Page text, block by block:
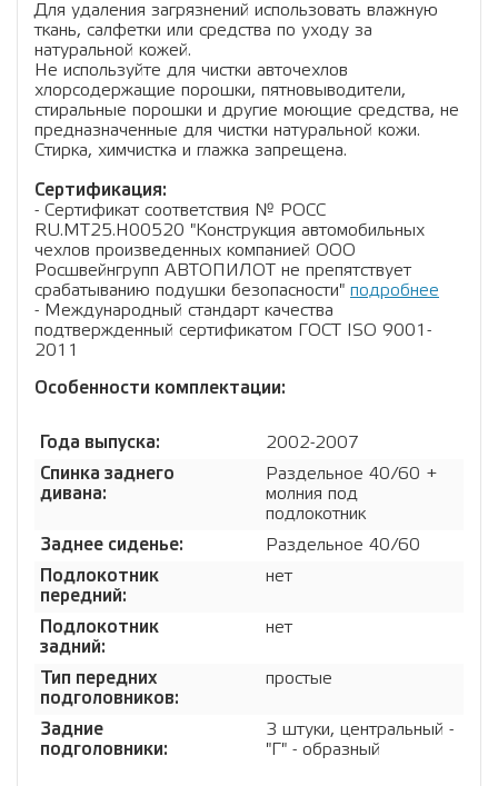
Для удаления загрязнений использовать влажную
ткань, салфетки или средства по уходу за
натуральной кожей.
Не используйте для чистки авточехлов
хлорсодержащие порошки, пятновыводители,
стиральные порошки и другие моющие средства, не
предназначенные для чистки натуральной кожи.
Стирка, химчистка и глажка запрещена.
Сертификация:
- Сертификат соответствия № РОСС
RU.МТ25.Н00520 "Конструкция автомобильных
чехлов произведенных компанией ООО
Росшвейнгрупп АВТОПИЛОТ не препятствует
срабатыванию подушки безопасности" подробнее
- Международный стандарт качества
подтвержденный сертификатом ГОСТ ISO 9001-
2011
Особенности комплектации:
Года выпуска:
2002-2007
Спинка заднего
дивана:
Раздельное 40/60 +
молния под
подлокотник
Заднее сиденье:
Раздельное 40/60
Подлокотник
передний:
нет
Подлокотник
задний:
нет
Тип передних
подголовников:
простые
Задние
подголовники:
3 штуки, центральный -
"Г" - образный